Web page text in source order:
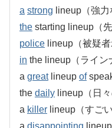
a strong lineup（強力
the starting lineup（
police lineup（被疑者
in the lineup（ライン
a greatlineup of
the daily lineup（日々
a killer lineup（すご